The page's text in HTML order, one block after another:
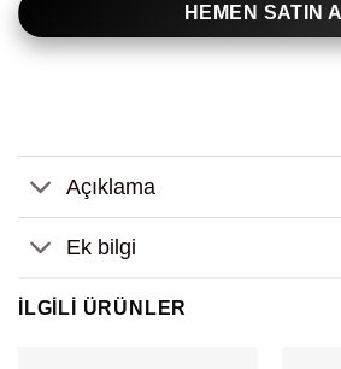
HEMEN SATIN
Açıklama
Ek bilgi
İLGILI ÜRÜNLER